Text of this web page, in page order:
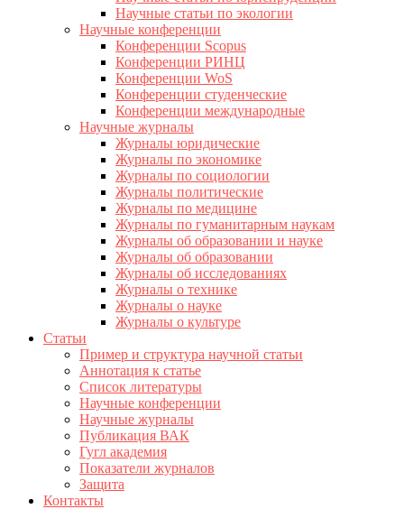
Научные статьи по экологии
Научные конференции
Конференции Scopus
Конференции РИНЦ
Конференции WoS
Конференции студенческие
Конференции международные
Научные журналы
Журналы юридические
Журналы по экономике
Журналы по социологии
Журналы политические
Журналы по медицине
Журналы по гуманитарным наукам
Журналы об образовании и науке
Журналы об образовании
Журналы об исследованиях
Журналы о технике
Журналы о науке
Журналы о культуре
Статьи
Пример и структура научной статьи
Аннотация к статье
Список литературы
Научные конференции
Научные журналы
Публикация ВАК
Гугл академия
Показатели журналов
Защита
Контакты